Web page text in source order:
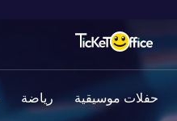
حفلات موسيقية رياضة